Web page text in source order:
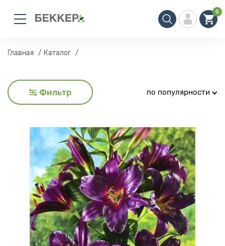
0
Главная Каталог
Фильтр по популярности